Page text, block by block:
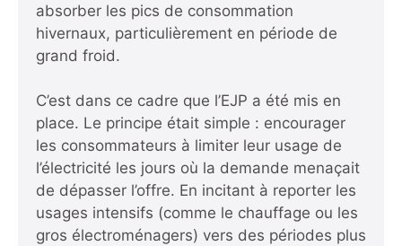
absorber les pics de consommation
hivernaux, particulièrement en période de
grand froid.
C’est dans ce cadre que l’EJP a été mis en
place. Le principe était simple : encourager
les consommateurs à limiter leur usage de
l’électricité les jours où la demande menaçait
de dépasser l’offre. En incitant à reporter les
usages intensifs (comme le chauffage ou les
gros électroménagers) vers des périodes plus